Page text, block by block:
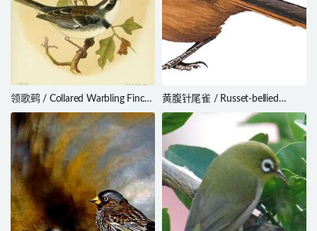
领歌鹀 / Collared Warbling Finch
/ Poospiza hispaniolensis
黄腹针尾雀 / Russet-bellied
Spinetail / Synallaxis zimmeri